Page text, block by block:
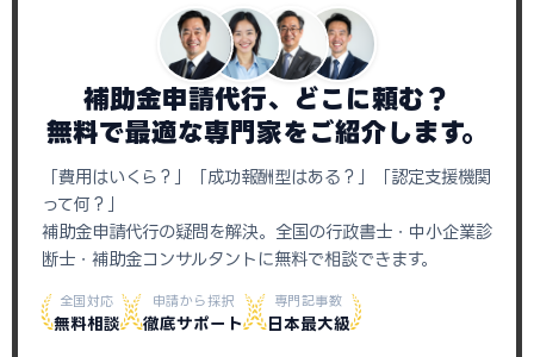
補助金申請代行、どこに頼む？
無料で最適な専門家をご紹介します。
「費用はいくら？」「成功報酬型はある？」「認定支援機関
って何？」
補助金申請代行の疑問を解決。全国の行政書士・中小企業診
断士・補助金コンサルタントに無料で相談できます。
全国対応
無料相談
申請から採択
徹底サポート
専門記事数
日本最大級